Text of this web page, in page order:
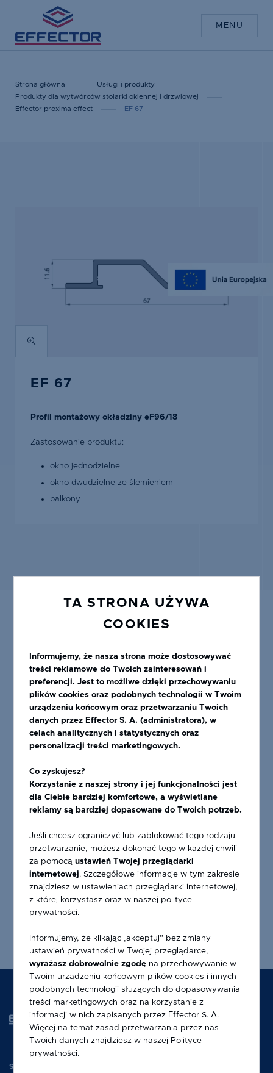
TA STRONA UŻYWA
COOKIES
Informujemy, że nasza strona może dostosowywać
treści reklamowe do Twoich zainteresowań i
preferencji. Jest to możliwe dzięki przechowywaniu
plików cookies oraz podobnych technologii w Twoim
urządzeniu końcowym oraz przetwarzaniu Twoich
danych przez Effector S. A. (administratora), w
celach analitycznych i statystycznych oraz
personalizacji treści marketingowych.
Co zyskujesz?
Korzystanie z naszej strony i jej funkcjonalności jest
dla Ciebie bardziej komfortowe, a wyświetlane
reklamy są bardziej dopasowane do Twoich potrzeb.
Jeśli chcesz ograniczyć lub zablokować tego rodzaju
przetwarzanie, możesz dokonać tego w każdej chwili
za pomocąustawień Twojej przeglądarki
internetowej. Szczegółowe informacje w tym zakresie
znajdziesz w ustawieniach przeglądarki internetowej,
z której korzystasz oraz w naszej polityce
prywatności.
Informujemy, że klikając „akceptuj” bez zmiany
ustawień prywatności w Twojej przeglądarce,
wyrażasz dobrowolnie zgodę na przechowywanie w
Twoim urządzeniu końcowym plików cookies i innych
podobnych technologii służących do dopasowywania
treści marketingowych oraz na korzystanie z
informacji w nich zapisanych przez Effector S. A.
Więcej na temat zasad przetwarzania przez nas
Twoich danych znajdziesz w naszej Polityce
prywatności.
MENU
Strona główna
Usługi i produkty
Produkty dla wytwórców stolarki okiennej i drzwiowej
Effector proxima effect
EF 67
EF 67
Profil montażowy okładziny eF96/18
Zastosowanie produktu:
okno jednodzielne
okno dwudzielne ze ślemieniem
balkony
POLECANE PRODUKTY
OKAPNIK LPO 15/32 W
SIEDZIBA SPÓŁKI